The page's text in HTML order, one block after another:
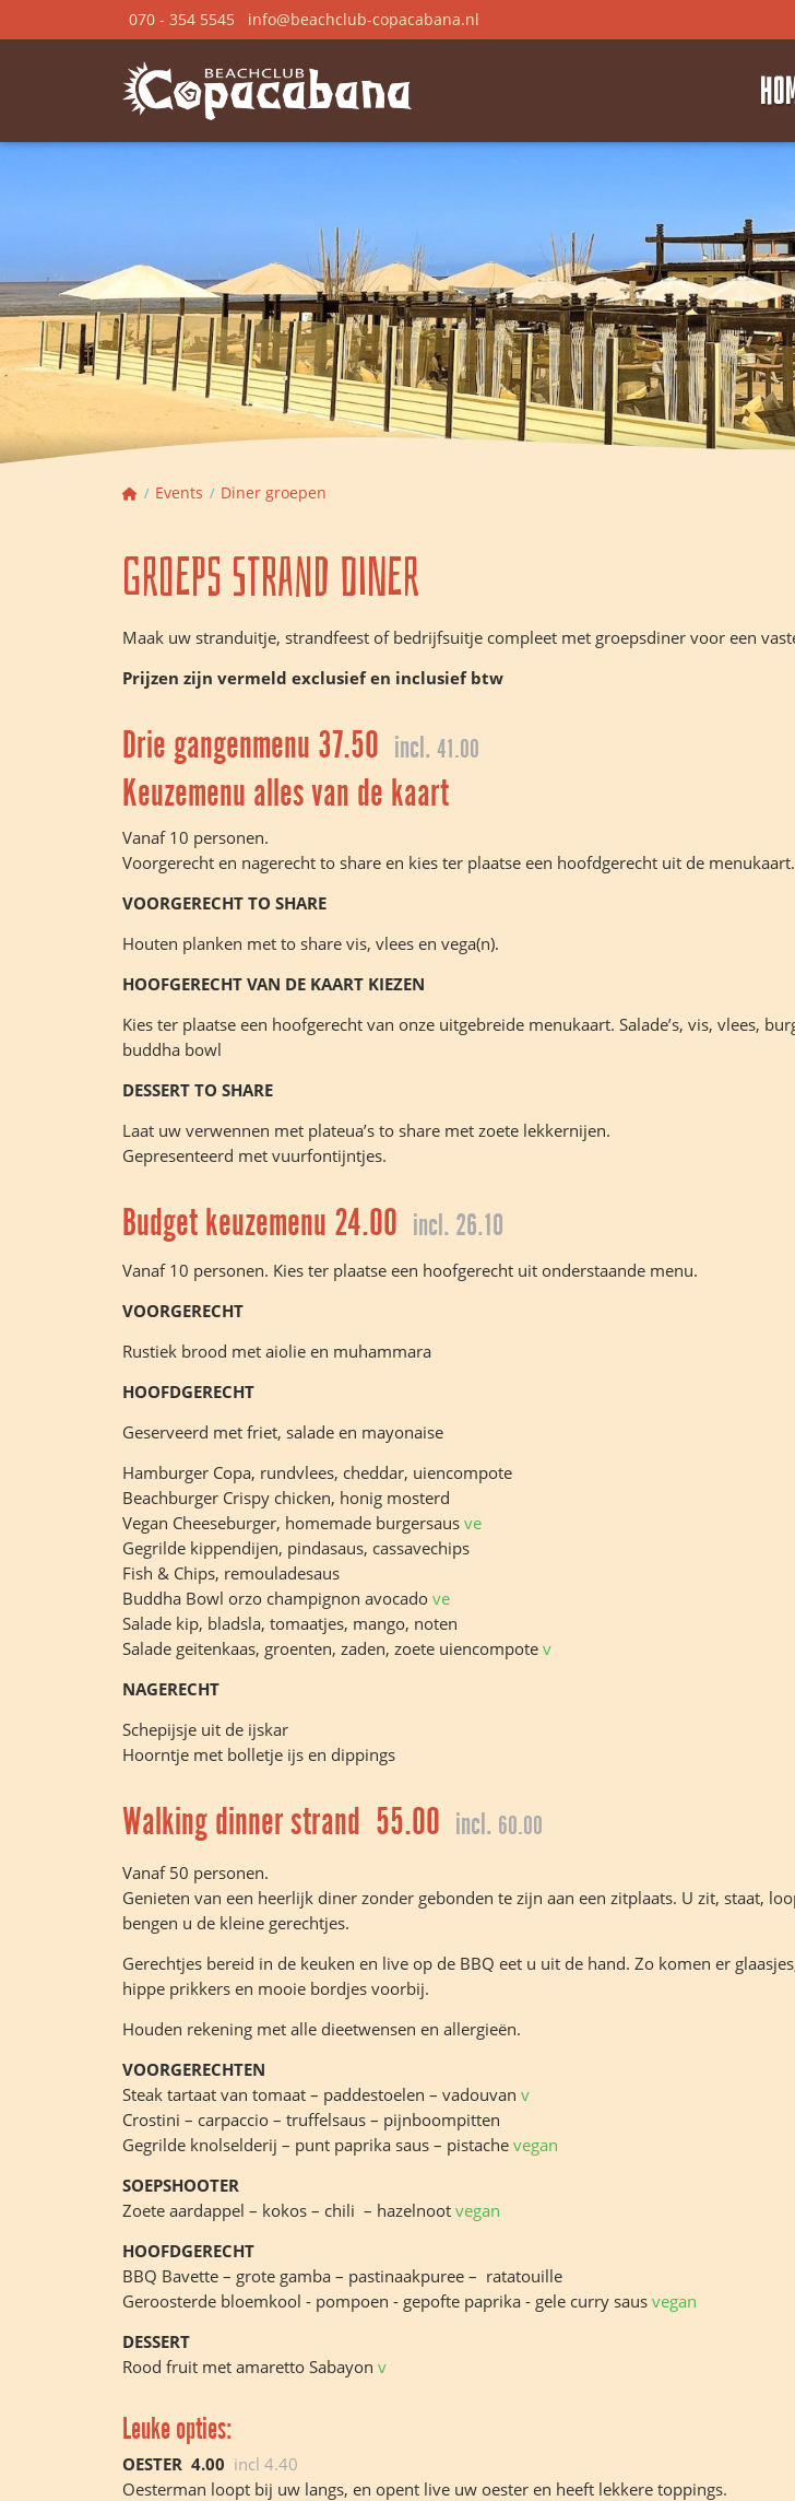
070 - 354 5545 info@beachclub-copacabana.nl
Events Diner groepen
Groeps strand diner
Maak uw stranduitje, strandfeest of bedrijfsuitje compleet met groepsdiner voor een
Prijzen zijn vermeld exclusief en inclusief btw
Drie gangenmenu 37.50 incl. 41.00
Keuzemenu alles van de kaart
Vanaf 10 personen.
Voorgerecht en nagerecht to share en kies ter plaatse een hoofdgerecht uit de menukaart.
VOORGERECHT TO SHARE
Houten planken met to share vis, vlees en vega(n).
HOOFGERECHT VAN DE KAART KIEZEN
Kies ter plaatse een hoofgerecht van onze uitgebreide menukaart. Salade’s, vis, vlees,
buddha bowl
DESSERT TO SHARE
Laat uw verwennen met plateua’s to share met zoete lekkernijen.
Gepresenteerd met vuurfontijntjes.
Budget keuzemenu 24.00 incl. 26.10
Vanaf 10 personen. Kies ter plaatse een hoofgerecht uit onderstaande menu.
VOORGERECHT
Rustiek brood met aiolie en muhammara
HOOFDGERECHT
Geserveerd met friet, salade en mayonaise
Hamburger Copa, rundvlees, cheddar, uiencompote
Beachburger Crispy chicken, honig mosterd
Vegan Cheeseburger, homemade burgersaus ve
Gegrilde kippendijen, pindasaus, cassavechips
Fish & Chips, remouladesaus
Buddha Bowl orzo champignon avocado ve
Salade kip, bladsla, tomaatjes, mango, noten
Salade geitenkaas, groenten, zaden, zoete uiencompote v
NAGERECHT
Schepijsje uit de ijskar
Hoorntje met bolletje ijs en dippings
Walking dinner strand 55.00 incl. 60.00
Vanaf 50 personen.
Genieten van een heerlijk diner zonder gebonden te zijn aan een zitplaats. U zit, staat,
bengen u de kleine gerechtjes.
Gerechtjes bereid in de keuken en live op de BBQ eet u uit de hand. Zo komen er
hippe prikkers en mooie bordjes voorbij.
Houden rekening met alle dieetwensen en allergieën.
VOORGERECHTEN
Steak tartaat van tomaat – paddestoelen – vadouvan v
Crostini – carpaccio – truffelsaus – pijnboompitten
Gegrilde knolselderij – punt paprika saus – pistache vegan
SOEPSHOOTER
Zoete aardappel – kokos – chili – hazelnoot vegan
HOOFDGERECHT
BBQ Bavette – grote gamba – pastinaakpuree – ratatouille
Geroosterde bloemkool - pompoen - gepofte paprika - gele curry saus vegan
DESSERT
Rood fruit met amaretto Sabayon v
Leuke opties:
OESTER 4.00 incl 4.40
Oesterman loopt bij uw langs, en opent live uw oester en heeft lekkere toppings.